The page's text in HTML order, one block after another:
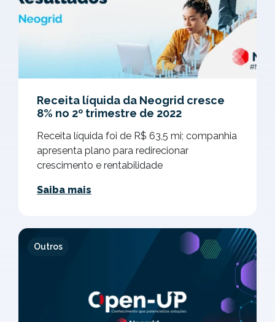
Receita líquida da Neogrid cresce
8% no 2º trimestre de 2022
Receita líquida foi de R$ 63,5 mi; companhia
apresenta plano para redirecionar
crescimento e rentabilidade
Saiba mais
Outros